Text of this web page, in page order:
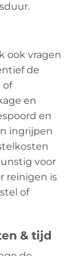
ook vragen
de
of
en
en
ingrijpen
voor
reinigen is
of
& tijd